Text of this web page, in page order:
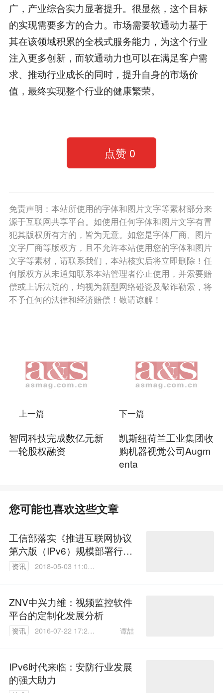
广，产业综合实力显著提升。很显然，这个目标
的实现需要多方的合力。市场需要软通动力基于
其在该领域积累的全栈式服务能力，为这个行业
注入更多创新，而软通动力也可以在满足客户需
求、推动行业成长的同时，提升自身的市场价
值，最终实现整个行业的健康繁荣。
点赞 0
免责声明：本站所使用的字体和图片文字等素材部分来
源于互联网共享平台。如使用任何字体和图片文字有冒
犯其版权所有方的，皆为无意。如您是字体厂商、图片
文字厂商等版权方，且不允许本站使用您的字体和图片
文字等素材，请联系我们，本站核实后将立即删除！任
何版权方从未通知联系本站管理者停止使用，并索要赔
偿或上诉法院的，均视为新型网络碰瓷及敲诈勒索，将
不予任何的法律和经济赔偿！敬请谅解！
上一篇
智同科技完成数亿元新
一轮股权融资
下一篇
凯斯纽荷兰工业集团收
购机器视觉公司Augm
enta
您可能也喜欢这些文章
工信部落实《推进互联网协议
第六版（IPv6）规模部署行动
计划》
资讯
2018-05-03 11:06:
ZNV中兴力维：视频监控软件
平台的定制化发展分析
资讯
2016-07-22 17:27:
谭喆
IPv6时代来临：安防行业发展
的强大助力